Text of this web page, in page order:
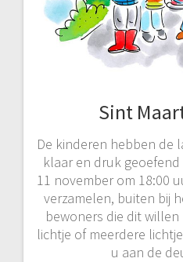
Sint
De kinderen hebben de
klaar en druk
11 november om 18:00
verzamelen, buiten bij
bewoners die dit
lichtje of meerdere
u aan de